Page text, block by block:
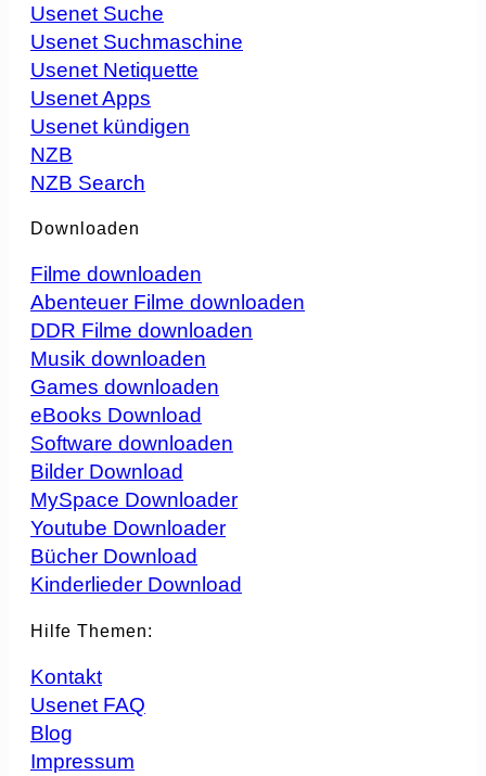
Usenet Suche
Usenet Suchmaschine
Usenet Netiquette
Usenet Apps
Usenet kündigen
NZB
NZB Search
Downloaden
Filme downloaden
Abenteuer Filme downloaden
DDR Filme downloaden
Musik downloaden
Games downloaden
eBooks Download
Software downloaden
Bilder Download
MySpace Downloader
Youtube Downloader
Bücher Download
Kinderlieder Download
Hilfe Themen:
Kontakt
Usenet FAQ
Blog
Impressum